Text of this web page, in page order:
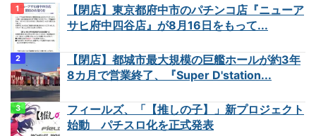
【閉店】東京都府中市のパチンコ店『ニューア
サヒ府中四谷店』が8月16日をもって...
【閉店】都城市最大規模の巨艦ホールが約3年
8カ月で営業終了、『Super D'station...
フィールズ、「【推しの子】」新プロジェクト
始動 パチスロ化を正式発表